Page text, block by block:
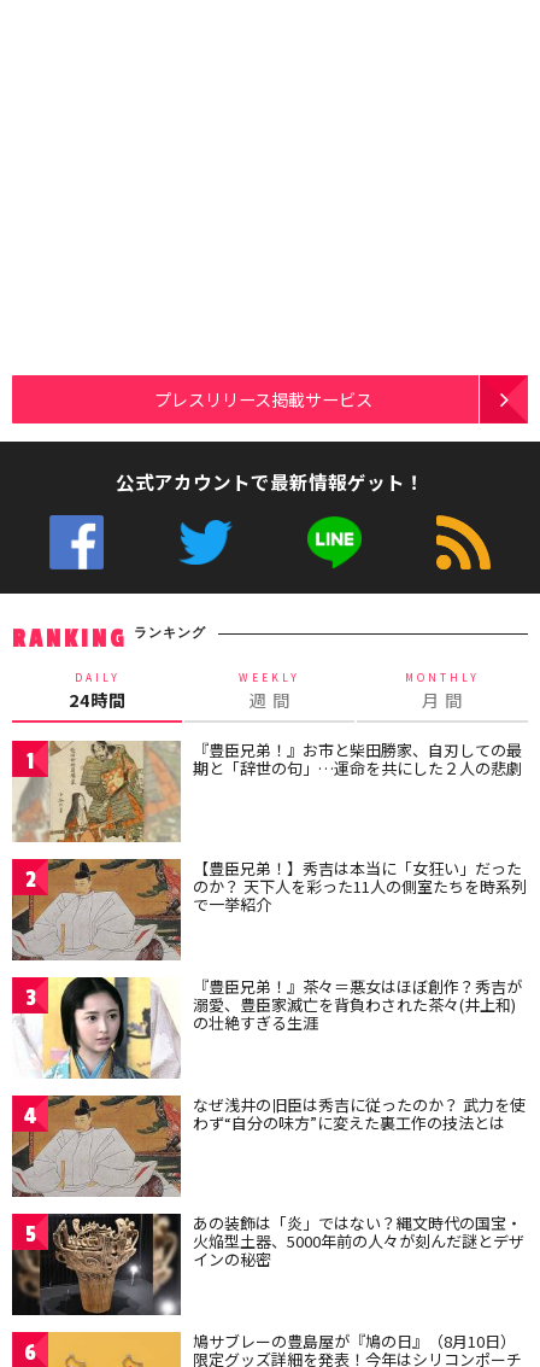
プレスリリース掲載サービス
公式アカウントで最新情報ゲット！
RANKING ランキング
DAILY
24時間
WEEKLY
週 間
MONTHLY
月 間
1 『豊臣兄弟！』お市と柴田勝家、自刃しての最
期と「辞世の句」…運命を共にした２人の悲劇
2 【豊臣兄弟！】秀吉は本当に「女狂い」だった
のか？ 天下人を彩った11人の側室たちを時系列
で一挙紹介
3 『豊臣兄弟！』茶々＝悪女はほぼ創作？秀吉が
溺愛、豊臣家滅亡を背負わされた茶々(井上和)
の壮絶すぎる生涯
4 なぜ浅井の旧臣は秀吉に従ったのか？ 武力を使
わず“自分の味方”に変えた裏工作の技法とは
5 あの装飾は「炎」ではない？縄文時代の国宝・
火焔型土器、5000年前の人々が刻んだ謎とデザ
インの秘密
6 鳩サブレーの豊島屋が『鳩の日』（8月10日）
限定グッズ詳細を発表！今年はシリコンポーチ